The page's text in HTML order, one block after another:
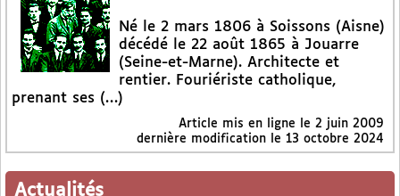
Né le 2 mars 1806 à Soissons (Aisne)
décédé le 22 août 1865 à Jouarre
(Seine-et-Marne). Architecte et
rentier. Fouriériste catholique,
prenant ses (…)
Article mis en ligne le 2 juin 2009
dernière modification le 13 octobre 2024
Actualités